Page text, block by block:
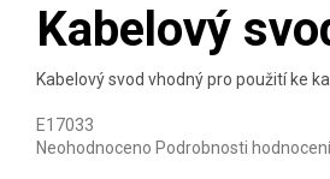
Kabelový
Kabelový svod vhodný pro použití ke
E17033
Průměrné hodnocení produktu je 0,0 z
Neohodnoceno Podrobnosti hodnocení